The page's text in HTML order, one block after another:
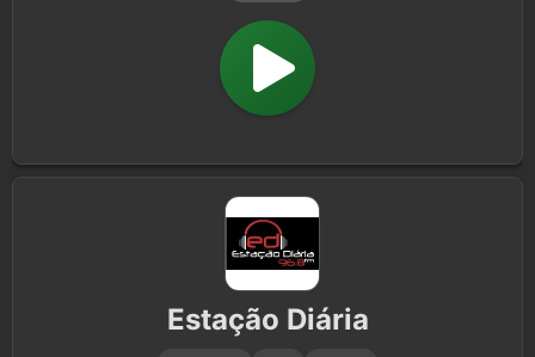
Estação Diária